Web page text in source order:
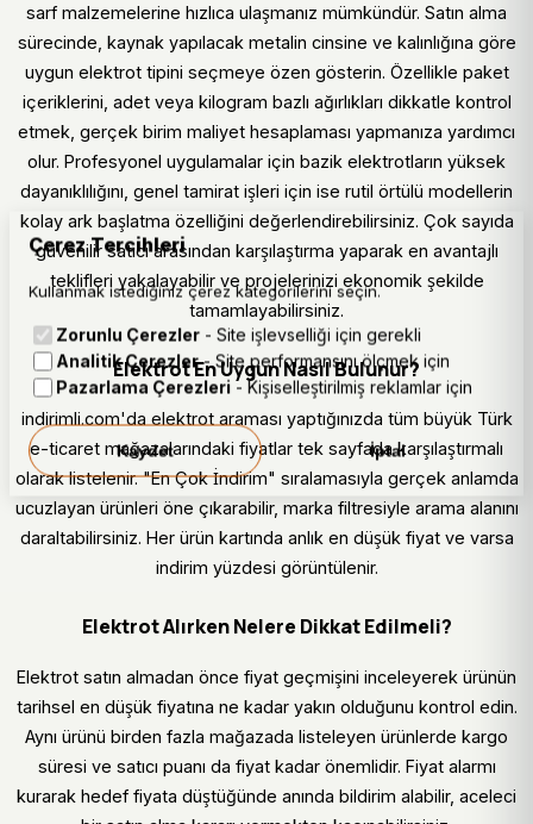
sarf malzemelerine hızlıca ulaşmanız mümkündür. Satın alma
sürecinde, kaynak yapılacak metalin cinsine ve kalınlığına göre
uygun elektrot tipini seçmeye özen gösterin. Özellikle paket
içeriklerini, adet veya kilogram bazlı ağırlıkları dikkatle kontrol
etmek, gerçek birim maliyet hesaplaması yapmanıza yardımcı
olur. Profesyonel uygulamalar için bazik elektrotların yüksek
dayanıklılığını, genel tamirat işleri için ise rutil örtülü modellerin
kolay ark başlatma özelliğini değerlendirebilirsiniz. Çok sayıda
güvenilir satıcı arasından karşılaştırma yaparak en avantajlı
teklifleri yakalayabilir ve projelerinizi ekonomik şekilde
tamamlayabilirsiniz.
Elektrot En Uygun Nasıl Bulunur?
indirimli.com'da elektrot araması yaptığınızda tüm büyük Türk
e-ticaret mağazalarındaki fiyatlar tek sayfada karşılaştırmalı
olarak listelenir. "En Çok İndirim" sıralamasıyla gerçek anlamda
ucuzlayan ürünleri öne çıkarabilir, marka filtresiyle arama alanını
daraltabilirsiniz. Her ürün kartında anlık en düşük fiyat ve varsa
indirim yüzdesi görüntülenir.
Elektrot Alırken Nelere Dikkat Edilmeli?
Elektrot satın almadan önce fiyat geçmişini inceleyerek ürünün
tarihsel en düşük fiyatına ne kadar yakın olduğunu kontrol edin.
Aynı ürünü birden fazla mağazada listeleyen ürünlerde kargo
süresi ve satıcı puanı da fiyat kadar önemlidir. Fiyat alarmı
kurarak hedef fiyata düştüğünde anında bildirim alabilir, aceleci
Çerez Tercihleri
Kullanmak istediğiniz çerez kategorilerini seçin.
Zorunlu Çerezler - Site işlevselliği için gerekli
Analitik Çerezler- Site performansını ölçmek için
Pazarlama Çerezleri - Kişiselleştirilmiş reklamlar için
Kaydet İptal